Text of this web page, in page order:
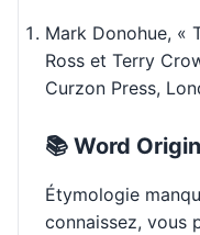
Mark Donohue, «
Ross et Terry
Curzon Press,
📚 Word
Étymologie
connaissez, vous